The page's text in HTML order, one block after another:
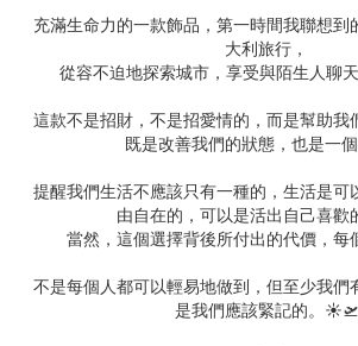
充滿生命力的一款飾品，第一時間我聯想到
大利旅行，
從容不迫地探索城市，享受與陌生人聊
這款不是招財，不是招愛情的，而是幫助我
既是改善我們的狀態，也是一個
提醒我們生活不應該只有一種的，生活是可
由自在的，可以是活出自己喜歡
當然，這個選擇背後所付出的代價，每
不是每個人都可以輕易地做到，但至少我們
是我們應該緊記的。☀🛫